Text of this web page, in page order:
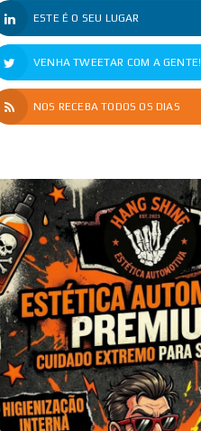
ESTE É O SEU LUGAR
VENHA TWEETAR COM A GENTE!
NOS RECEBA TODOS OS DIAS